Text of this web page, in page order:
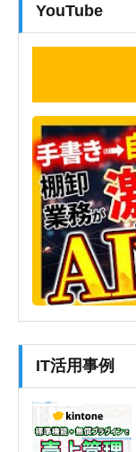
YouTube
IT活用事例